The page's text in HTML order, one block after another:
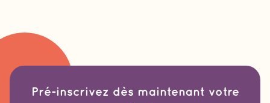
Pré-inscrivez dès maintenant votre